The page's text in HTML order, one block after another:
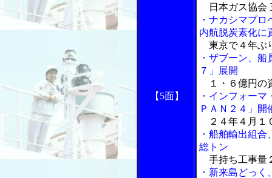
【5面】
日本ガス協会
・ナカシマプ
内航脱炭素化に
東京で４年ぶ
・ザブーン、
７」展開
１・６億円の
・インフォー
ＰＡＮ２４」開
２４年４月１
・船舶輸出組
総トン
手持ち工事量
・新来島どっ